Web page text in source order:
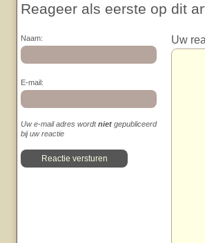
Reageer als eerste op dit
Naam:
E-mail:
Uw e-mail adres wordtniet gepubliceerd
bij uw reactie
Uw